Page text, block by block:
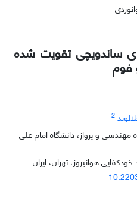
ساندویچی تقویت شده
فوم
2
و پرواز، دانشگاه امام علی
هوانیروز، تهران، ایران